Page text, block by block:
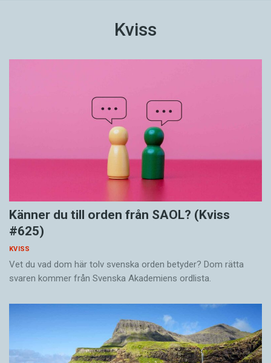
Kviss
Känner du till orden från SAOL? (Kviss
#625)
KVISS
Vet du vad dom här tolv svenska orden betyder? Dom rätta
svaren kommer från Svenska Akademiens ordlista.